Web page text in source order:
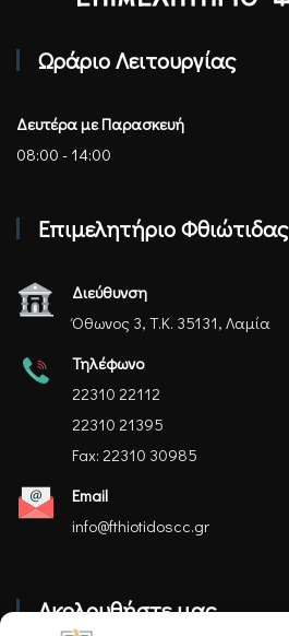
Ωράριο Λειτουργίας
Δευτέρα με Παρασκευή
08:00 - 14:00
Επιμελητήριο Φθιώτιδας
Διεύθυνση
Όθωνος 3, Τ.Κ. 35131, Λαμία
Τηλέφωνο
22310 22112
22310 21395
Fax: 22310 30985
Email
info@fthiotidoscc.gr
Ακολουθήστε μας